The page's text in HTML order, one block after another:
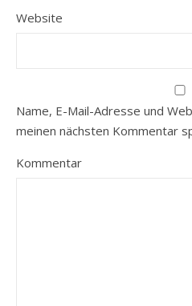
Website
Name, E-Mail-Adresse und
meinen nächsten Kommentar
Kommentar